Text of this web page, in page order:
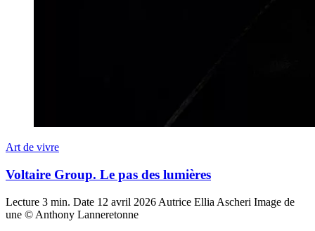
Art de vivre
Voltaire Group. Le pas des lumières
Lecture 3 min. Date 12 avril 2026 Autrice Ellia Ascheri Image de
une © Anthony Lanneretonne